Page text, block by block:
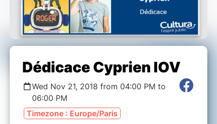
Dédicace Cyprien IOV
Wed Nov 21, 2018 from 04:00 PM to
06:00 PM
Timezone : Europe/Paris